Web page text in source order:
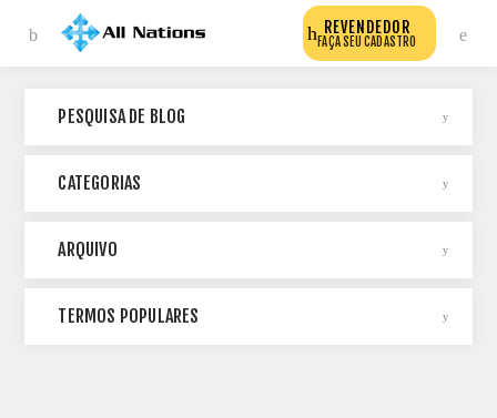
REVENDEDOR
FAÇA SEU CADASTRO
PESQUISA DE BLOG
CATEGORIAS
ARQUIVO
TERMOS POPULARES